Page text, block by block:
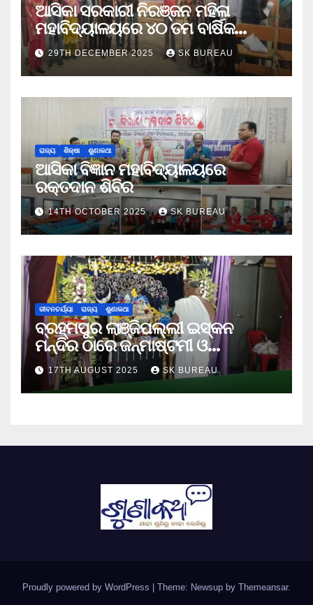
ଆସିକା ସରକାରୀ ନିରଞ୍ଜନ ମହିଳା
ମହାବିଦ୍ୟାଳୟରେ ୪୦ ତମ ବାର୍ଷିକ
କ୍ରୀଡା ଉତ୍ସବ
29TH DECEMBER 2025 SK BUREAU
ରାଜ୍ୟ ଶିକ୍ଷା ଶୁଣାକଥା
ଆସିକା ବିଜ୍ଞାନ ମହାବିଦ୍ୟାଳୟରେ
ରକ୍ତଦାନ ଶିବିର
14TH OCTOBER 2025 SK BUREAU
ଜୀବନଚର୍ଯ୍ୟା ରାଜ୍ୟ ଶୁଣାକଥା
ବ୍ରହ୍ମପୁର ଲାଞ୍ଜିପଲ୍ଲୀ ଇସ୍କନ
ମନ୍ଦିର ଠାରେ ଜନ୍ମାଷ୍ଟମୀ ଓ
ନନ୍ଦୋତ୍ସବ ପାଳିତ
17TH AUGUST 2025 SK BUREAU
Proudly powered by WordPress Theme: Newsup by Themeansar.